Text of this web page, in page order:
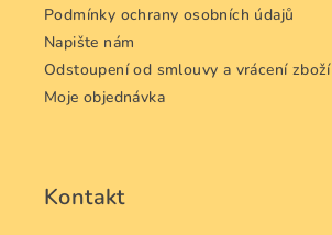
Podmínky ochrany osobních údajů
Napište nám
Odstoupení od smlouvy a vrácení zboží
Moje objednávka
Kontakt